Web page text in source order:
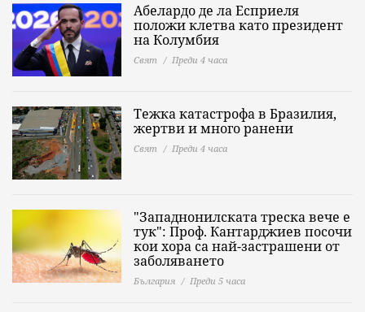
Абелардо де ла Есприеля
положи клетва като президент
на Колумбия
Свят Преди 4 часа
Тежка катастрофа в Бразилия,
жертви и много ранени
Свят Преди 4 часа
"Западнонилската треска вече е
тук": Проф. Кантарджиев посочи
кои хора са най-застрашени от
заболяването
България Преди 5 часа